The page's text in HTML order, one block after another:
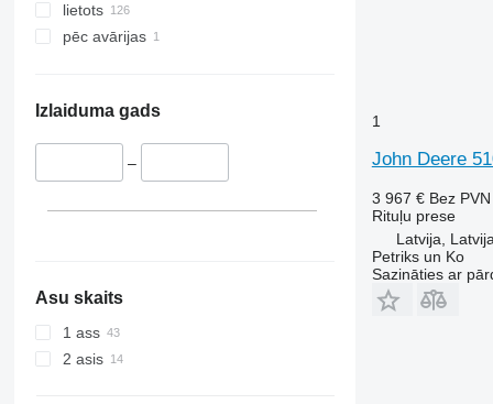
lietots
pēc avārijas
Izlaiduma gads
–
Asu skaits
1 ass
2 asis
1
John Deere
3 967 € Bez PVN
Rituļu prese
Latvija, Latvija
Petriks un Ko
Sazināties ar